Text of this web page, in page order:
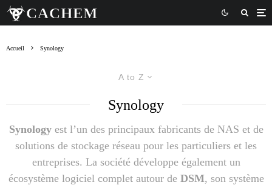
Accueil Synology
A to Z
Synology
Synologyest l’un des principaux fabricants de NAS et de
solutions de stockage réseau pour les particuliers et les
entreprises. La société développe également un
écosystème logiciel complet autour de DSM, son système